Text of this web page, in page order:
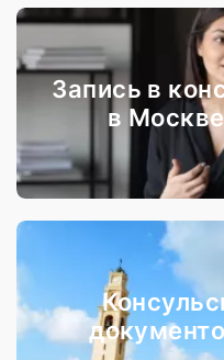
Запись в
в